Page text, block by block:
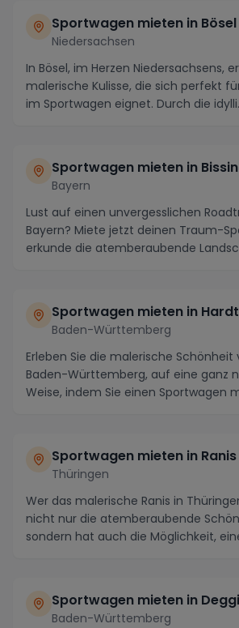
Sportwagen mieten in Bösel
Niedersachsen
In Bösel, im Herzen Niedersachsens,
malerische Kulisse, die sich perfekt
im Sportwagen eignet. Durch die
Sportwagen mieten in
Bayern
Lust auf einen unvergesslichen
Bayern? Miete jetzt deinen Traum-
erkunde die atemberaubende
Sportwagen mieten in Hardt
Baden-Württemberg
Erleben Sie die malerische Schönheit
Baden-Württemberg, auf eine ganz
Weise, indem Sie einen Sportwagen
Sportwagen mieten in Ranis
Thüringen
Wer das malerische Ranis in
nicht nur die atemberaubende
sondern hat auch die Möglichkeit,
Sportwagen mieten in
Baden-Württemberg